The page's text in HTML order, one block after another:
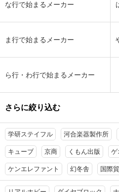
な行で始まるメーカー
ま行で始まるメーカー
ら行・わ行で始まるメーカー
さらに絞り込む
学研ステイフル 河合楽器製作所
キューブ 京商 くもん出版 ゲ
ケンエレファント 幻冬舎 国際